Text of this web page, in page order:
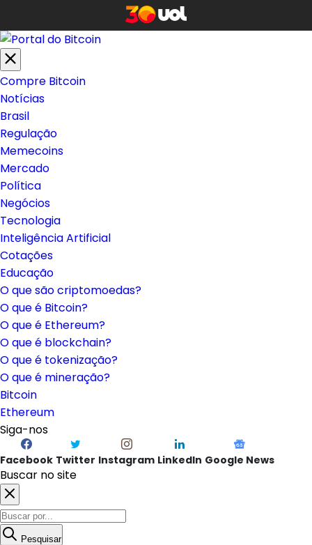
Compre Bitcoin
Notícias
Brasil
Regulação
Memecoins
Mercado
Política
Negócios
Tecnologia
Inteligência Artificial
Cotações
Educação
O que são criptomoedas?
O que é Bitcoin?
O que é Ethereum?
O que é blockchain?
O que é tokenização?
O que é mineração?
Bitcoin
Ethereum
Siga-nos
Facebook Twitter Instagram LinkedIn Google News
Buscar no site
Pesquisar